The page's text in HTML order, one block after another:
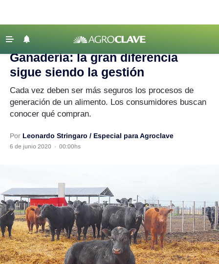
Agricultura
Lechería
Tecnología
Maquinaria agrícola
Agenda
Agronegocios
Mercados
‹ VOLVER
Agroclave
Ganadería: la gran diferencia
sigue siendo la gestión
Cada vez deben ser más seguros los procesos de
generación de un alimento. Los consumidores buscan
conocer qué compran.
Por Leonardo Stringaro / Especial para Agroclave
6 de junio 2020 · 00:00hs